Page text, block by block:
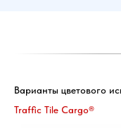
Варианты цветового
Traffic Tile Cargo®